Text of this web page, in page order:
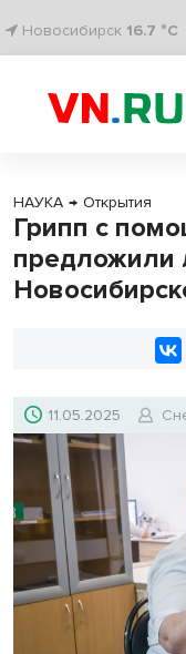
Новосибирск 16.7 °C
НАУКА → Открытия
Грипп с
предложили
11.05.2025